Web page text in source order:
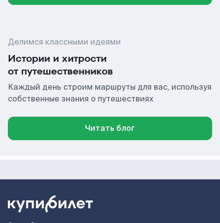
Делимся классными идеями
Истории и хитрости
от путешественников
Каждый день строим маршруты для вас, используя
собственные знания о путешествиях
Читать блог